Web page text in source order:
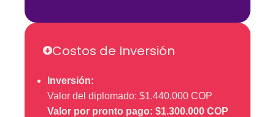
Costos de Inversión
Inversión:
Valor del diplomado: $1.440.000 COP
Valor por pronto pago: $1.300.000 COP